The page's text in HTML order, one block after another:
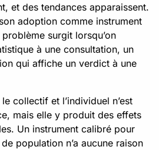
et des tendances apparaissent.
adoption comme instrument
surgit lorsqu’on
à une consultation, un
qui affiche un verdict à une
collectif et l’individuel n’est
mais elle y produit des effets
Un instrument calibré pour
population n’a aucune raison